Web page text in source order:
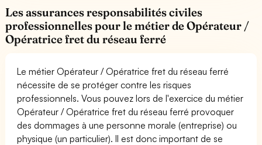
Les assurances responsabilités civiles
professionnelles pour le métier de Opérateur /
Opératrice fret du réseau ferré
Le métier Opérateur / Opératrice fret du réseau ferré
nécessite de se protéger contre les risques
professionnels. Vous pouvez lors de l'exercice du métier
Opérateur / Opératrice fret du réseau ferré provoquer
des dommages à une personne morale (entreprise) ou
physique (un particulier). Il est donc important de se